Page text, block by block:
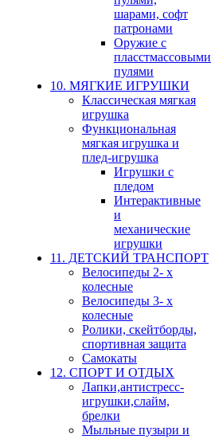
шарами, софт
патронами
Оружие с
пласстмассовыми
пулями
10. МЯГКИЕ ИГРУШКИ
Классическая мягкая
игрушка
Функциональная
мягкая игрушка и
плед-игрушка
Игрушки с
пледом
Интерактивные
и
механические
игрушки
11. ДЕТСКИЙ ТРАНСПОРТ
Велосипеды 2- х
колесные
Велосипеды 3- х
колесные
Ролики, скейтборды,
спортивная защита
Самокаты
12. СПОРТ И ОТДЫХ
Лапки,антистресс-
игрушки,слайм,
брелки
Мыльные пузыри и